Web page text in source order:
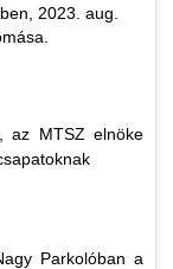
2023. aug.
az MTSZ elnöke
Parkolóban a